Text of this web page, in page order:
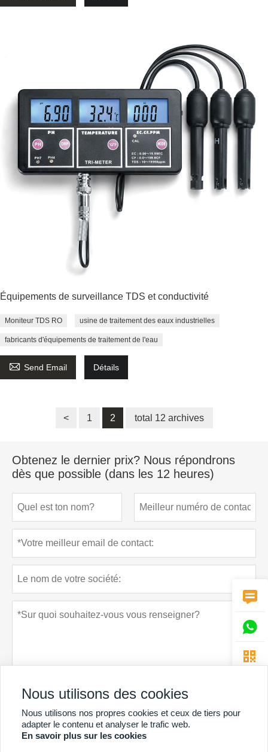
Équipements de surveillance TDS et conductivité
Moniteur TDS RO usine de traitement des eaux industrielles
fabricants d'équipements de traitement de l'eau
 Send Email Détails
< 1 2 total 12 archives
Obtenez le dernier prix? Nous répondrons
dès que possible (dans les 12 heures)
soumettre Politique de confidentialité



Nous utilisons des cookies
Nous utilisons nos propres cookies et ceux de tiers pour
adapter le contenu et analyser le trafic web.
En savoir plus sur les cookies